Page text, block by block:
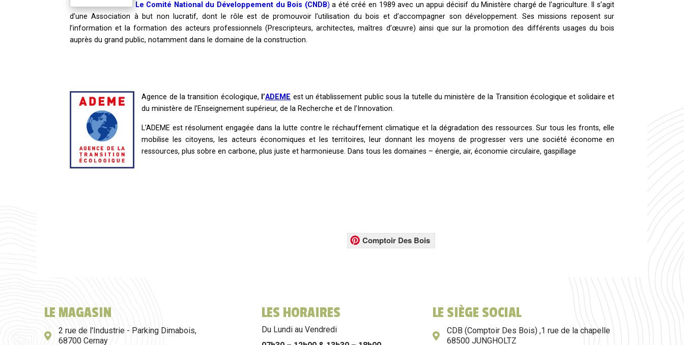
Le Comité National du Développement du Bois (CNDB) a été créé en 1989 avec un appui décisif du Ministère chargé de l’agriculture. Il s’agit
d’une Association à but non lucratif, dont le rôle est de promouvoir l’utilisation du bois et d’accompagner son développement. Ses missions reposent sur
l’information et la formation des acteurs professionnels (Prescripteurs, architectes, maîtres d’œuvre) ainsi que sur la promotion des différents usages du bois
auprès du grand public, notamment dans le domaine de la construction.
Agence de la transition écologique, l’ADEME est un établissement public sous la tutelle du ministère de la Transition écologique et solidaire et
du ministère de l’Enseignement supérieur, de la Recherche et de l’Innovation.
L’ADEME est résolument engagée dans la lutte contre le réchauffement climatique et la dégradation des ressources. Sur tous les fronts, elle
mobilise les citoyens, les acteurs économiques et les territoires, leur donnant les moyens de progresser vers une société économe en
ressources, plus sobre en carbone, plus juste et harmonieuse. Dans tous les domaines – énergie, air, économie circulaire, gaspillage
Comptoir Des Bois
LE MAGASIN
2 rue de l'Industrie - Parking Dimabois,
68700 Cernay
LES HORAIRES
Du Lundi au Vendredi
LE SIÈGE SOCIAL
CDB (Comptoir Des Bois) ,1 rue de la chapelle
68500 JUNGHOLTZ